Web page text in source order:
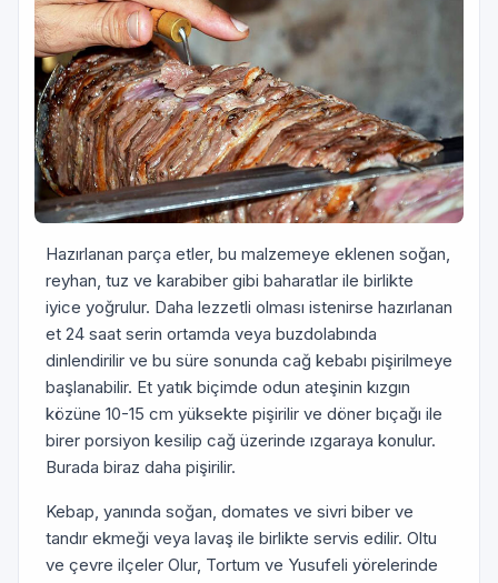
Hazırlanan parça etler, bu malzemeye eklenen soğan,
reyhan, tuz ve karabiber gibi baharatlar ile birlikte
iyice yoğrulur. Daha lezzetli olması istenirse hazırlanan
et 24 saat serin ortamda veya buzdolabında
dinlendirilir ve bu süre sonunda cağ kebabı pişirilmeye
başlanabilir. Et yatık biçimde odun ateşinin kızgın
közüne 10-15 cm yüksekte pişirilir ve döner bıçağı ile
birer porsiyon kesilip cağ üzerinde ızgaraya konulur.
Burada biraz daha pişirilir.
Kebap, yanında soğan, domates ve sivri biber ve
tandır ekmeği veya lavaş ile birlikte servis edilir. Oltu
ve çevre ilçeler Olur, Tortum ve Yusufeli yörelerinde